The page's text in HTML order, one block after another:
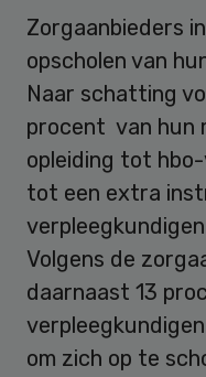
Zorgaanbieders
opscholen van
Naar schatting
procent van hun
opleiding tot
tot een extra
Volgens de
daarnaast 13
om zich op te